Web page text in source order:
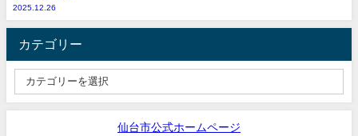
2025.12.26
カテゴリー
仙台市公式ホームページ